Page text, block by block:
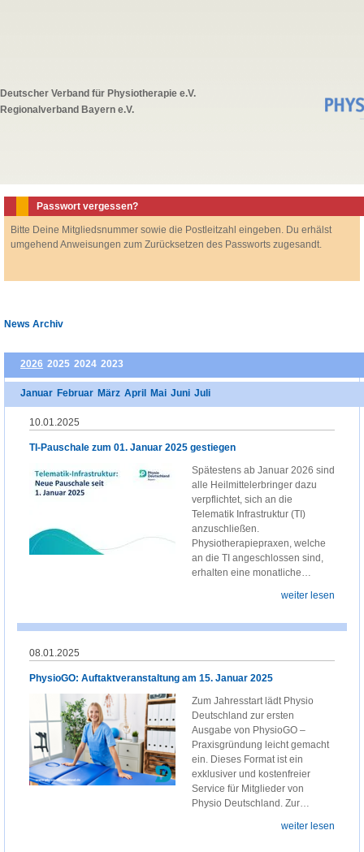
Deutscher Verband für Physiotherapie e.V.
Regionalverband Bayern e.V.
Passwort vergessen?
Bitte Deine Mitgliedsnummer sowie die Postleitzahl eingeben. Du erhälst
umgehend Anweisungen zum Zurücksetzen des Passworts zugesandt.
News Archiv
2026 2025 2024 2023
Januar Februar März April Mai Juni Juli
10.01.2025
TI-Pauschale zum 01. Januar 2025 gestiegen
Spätestens ab Januar 2026 sind
alle Heilmittelerbringer dazu
verpflichtet, sich an die
Telematik Infrastruktur (TI)
anzuschließen.
Physiotherapiepraxen, welche
an die TI angeschlossen sind,
erhalten eine monatliche…
weiter lesen
08.01.2025
PhysioGO: Auftaktveranstaltung am 15. Januar 2025
Zum Jahresstart lädt Physio
Deutschland zur ersten
Ausgabe von PhysioGO –
Praxisgründung leicht gemacht
ein. Dieses Format ist ein
exklusiver und kostenfreier
Service für Mitglieder von
Physio Deutschland. Zur…
weiter lesen